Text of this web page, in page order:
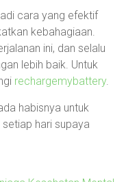
cara yang efektif
kebahagiaan.
ini, dan selalu
lebih baik. Untuk
rechargemybattery.
habisnya untuk
hari supaya